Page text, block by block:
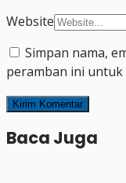
Website
Simpan nama,
peramban ini
Baca Juga